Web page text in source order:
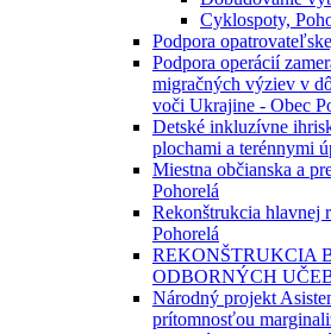
Cyklospoty,
Podpora
Podpora operácií
migračných výziev v
voči Ukrajine - Obec
Detské inkluzívne
plochami a terénnymi
Miestna občianska a
Pohorelá
Rekonštrukcia hlavnej
Pohorelá
REKONŠTRUKCIA
ODBORNÝCH
Národný projekt
prítomnosťou